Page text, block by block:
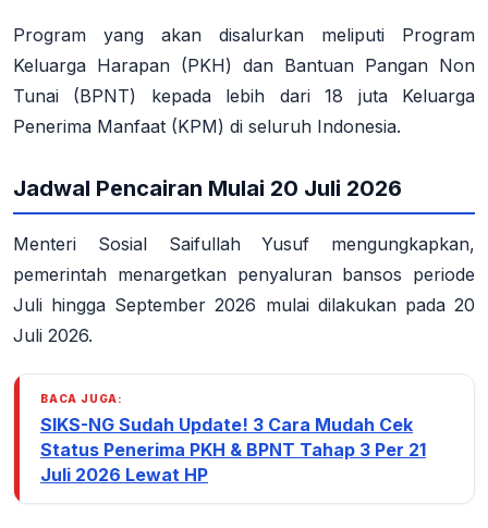
Program yang akan disalurkan meliputi Program
Keluarga Harapan (PKH) dan Bantuan Pangan Non
Tunai (BPNT) kepada lebih dari 18 juta Keluarga
Penerima Manfaat (KPM) di seluruh Indonesia.
Jadwal Pencairan Mulai 20 Juli 2026
Menteri Sosial Saifullah Yusuf mengungkapkan,
pemerintah menargetkan penyaluran bansos periode
Juli hingga September 2026 mulai dilakukan pada 20
Juli 2026.
BACA JUGA:
SIKS-NG Sudah Update! 3 Cara Mudah Cek
Status Penerima PKH & BPNT Tahap 3 Per 21
Juli 2026 Lewat HP